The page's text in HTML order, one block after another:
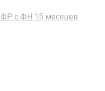
ФР с ФН 15 месяцев